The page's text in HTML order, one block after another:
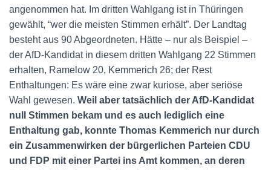
angenommen hat. Im dritten Wahlgang ist in Thüringen
gewählt, “wer die meisten Stimmen erhält”. Der Landtag
besteht aus 90 Abgeordneten. Hätte – nur als Beispiel –
der AfD-Kandidat in diesem dritten Wahlgang 22 Stimmen
erhalten, Ramelow 20, Kemmerich 26; der Rest
Enthaltungen: Es wäre eine zwar kuriose, aber seriöse
Wahl gewesen. Weil aber tatsächlich der AfD-Kandidat
null Stimmen bekam und es auch lediglich eine
Enthaltung gab, konnte Thomas Kemmerich nur durch
ein Zusammenwirken der bürgerlichen Parteien CDU
und FDP mit einer Partei ins Amt kommen, an deren